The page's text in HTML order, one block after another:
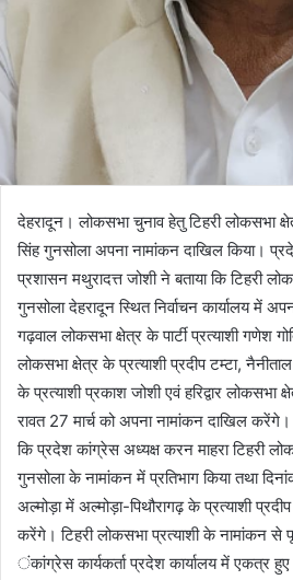
देहरादून। लोकसभा चुनाव हेतु टिहरी लोकसभा
सिंह गुनसोला अपना नामांकन दाखिल किया।
प्रशासन मथुरादत्त जोशी ने बताया कि टिहरी
गुनसोला देहरादून स्थित निर्वाचन कार्यालय में
गढ़वाल लोकसभा क्षेत्र के पार्टी प्रत्याशी गणेश
लोकसभा क्षेत्र के प्रत्याशी प्रदीप टम्टा,
के प्रत्याशी प्रकाश जोशी एवं हरिद्वार लोकसभा
रावत 27 मार्च को अपना नामांकन दाखिल करेंगे।
कि प्रदेश कांग्रेस अध्यक्ष करन माहरा टिहरी
गुनसोला के नामांकन में प्रतिभाग किया तथा
अल्मोड़ा में अल्मोड़ा-पिथौरागढ़ के प्रत्याशी
करेंगे। टिहरी लोकसभा प्रत्याशी के नामांकन से
ंकांग्रेस कार्यकर्ता प्रदेश कार्यालय में एकत्र